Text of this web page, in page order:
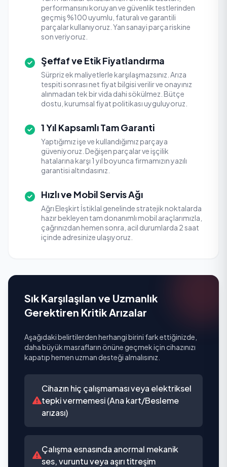
performansını koruyan ve güvenlik testlerinden
geçmiş %100 uyumlu, faturalı ve garantili
parçalar kullanıyoruz. Yan sanayi parça riskine
son veriyoruz.
Şeffaf ve Etik Fiyatlandırma
Sürpriz ek maliyetlerle karşılaşmazsınız. Arıza
tespiti sonrası net fiyat bilgisi verilir ve onayınız
alınmadan tek bir vida dahi sökülmez. Bütçe
dostu, kurumsal fiyat politikası uyguluyoruz.
1 Yıl Kapsamlı Tam Garanti
Yaptığımız işe ve kullandığımız parçaya
güveniyoruz. Değişen parçalar ve işçilik
hatalarına karşı 1 yıl boyunca firmamızın yazılı
garantisi altındasınız.
Hızlı ve Mobil Servis Ağı
Ağrı Eleşkirt İstiklal genelinde stratejik noktalarda
hazır bekleyen tam donanımlı mobil araçlarımızla,
çağrınızdan hemen sonra, acil durumlarda 2 saat
içinde adresinize ulaşıyoruz.
Sık Karşılaşılan ve Uzmanlık
Gerektiren Kritik Arızalar
Aşağıdaki belirtilerden herhangi birini fark ettiğinizde,
daha büyük masrafların önüne geçmek için cihazınızı
kapatıp hemen uzman desteği almalısınız.
Cihazın hiç çalışmaması veya elektriksel
tepki vermemesi (Ana kart/Besleme
arızası)
Çalışma esnasında anormal mekanik
ses, vuruntu veya aşırı titreşim